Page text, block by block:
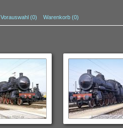
Vorauswahl (0) Warenkorb (0)